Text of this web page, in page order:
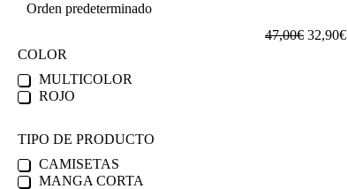
COLOR
MULTICOLOR
ROJO
TIPO DE PRODUCTO
CAMISETAS
MANGA CORTA
47,00€ 32,90€